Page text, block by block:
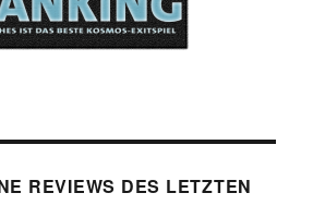
REVIEWS DES LETZTEN